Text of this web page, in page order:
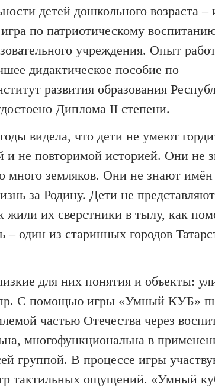
детей дошкольного возраста –
по патриотическому
учреждения. Опыт
дидактическое пособие по
развития образования
Диплома II степени.
видела, что дети не умеют
и не повторимой историей. Они не
много земляков. Они не знают имён
за Родину. Дети не
жили их сверстники в тылу, как
один из старинных городов
для них понятия и объекты:
пр. С помощью игры «Умный КУБ»
частью Отечества через
многофункциональна в
группой. В процессе игры
тактильных ощущений. «Умный